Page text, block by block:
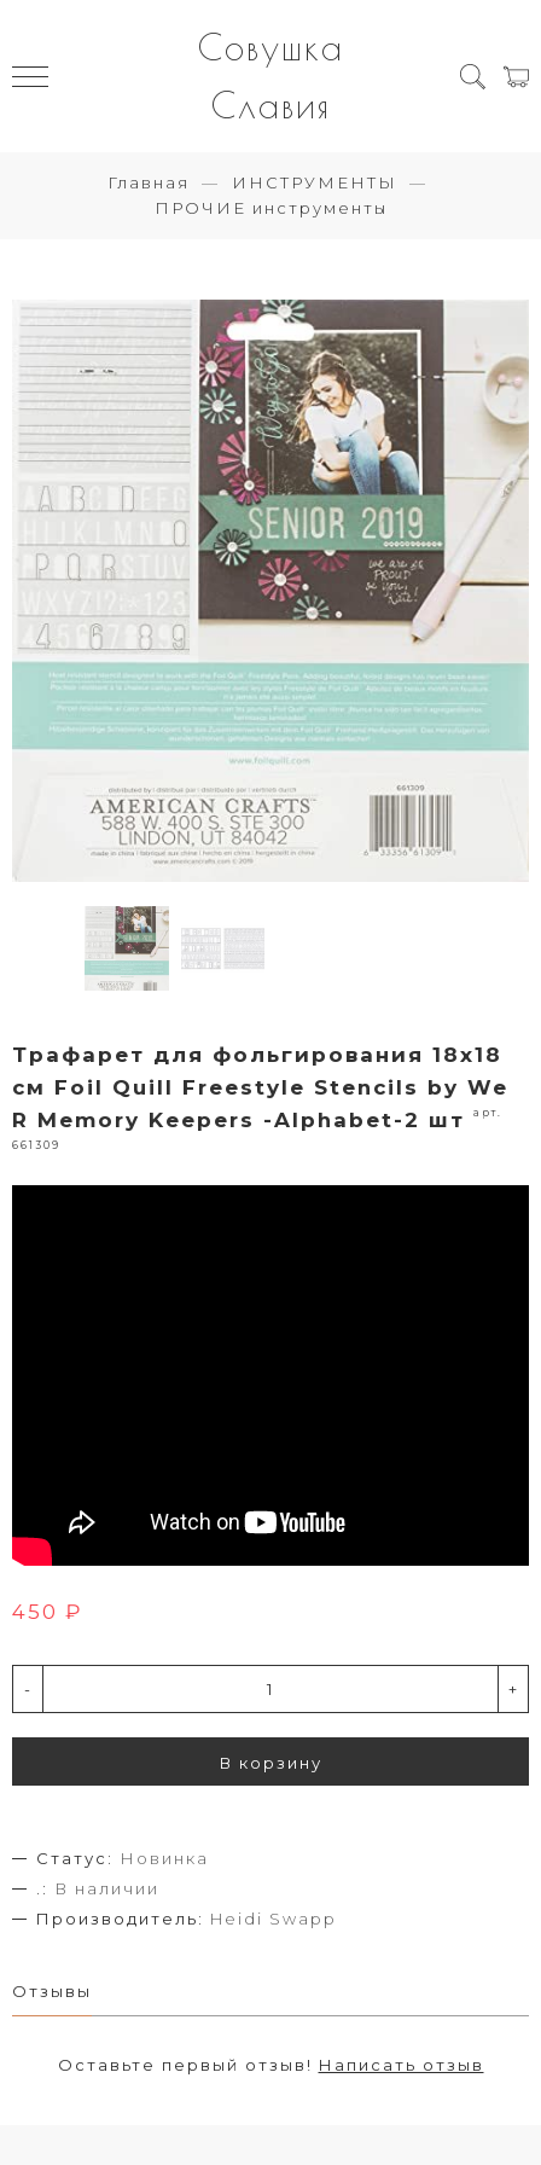
Совушка
Славия
Главная
ИНСТРУМЕНТЫ
ПРОЧИЕ инструменты
Трафарет для фольгирования 18х18
см Foil Quill Freestyle Stencils by We
R Memory Keepers -Alphabet-2 шт
арт.
661309
450 ₽
- +
В корзину
Статус:
Новинка
.:
В наличии
Производитель: Heidi Swapp
Отзывы
Оставьте первый отзыв! Написать отзыв